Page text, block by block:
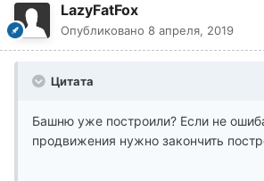
LazyFatFox
Опубликовано 8 апреля, 2019
Цитата
Башню уже построили? Если не
продвижения нужно закончить